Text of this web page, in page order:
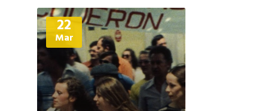
22
Mar
Plus
d'informations